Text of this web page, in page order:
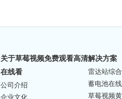
关于草莓视频免费观看高清
在线看
公司介绍
企业文化
解决方案
雷达站综
蓄电池在
草莓视频